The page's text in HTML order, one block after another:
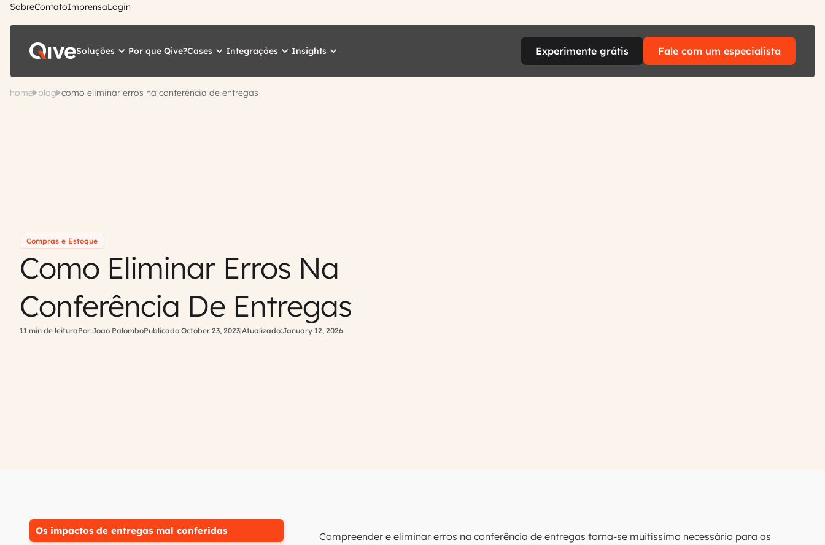
SobreContatoImprensaLogin
Soluções Por que Qive?Cases Integrações Insights Experimente grátis Fale com um especialista
home blog como eliminar erros na conferência de entregas
Compras e Estoque
Como Eliminar Erros Na
Conferência De Entregas
11 min de leituraPor:Joao PalomboPublicado:October 23, 2023|Atualizado:January 12, 2026
Os impactos de entregas mal conferidas
Compreender e eliminar erros na conferência de entregas torna-se muitíssimo necessário para as